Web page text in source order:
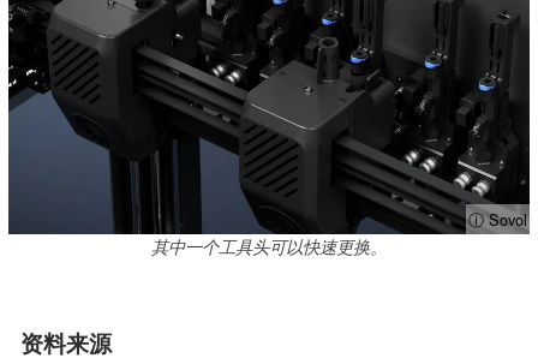
ⓘ Sovol
其中一个工具头可以快速更换。
资料来源